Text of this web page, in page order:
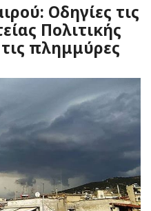
Οδηγίες τις
Πολιτικής
πλημμύρες